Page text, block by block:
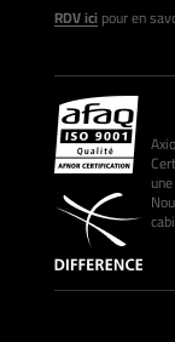
RDV icipour en